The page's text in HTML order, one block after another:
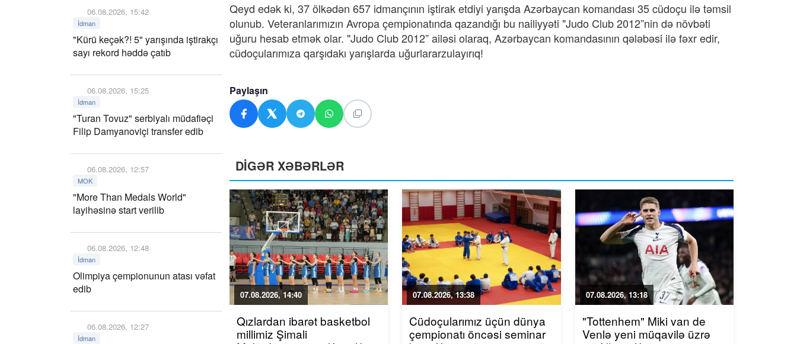
06.08.2026, 15:42
İdman
"Kürü keçək?! 5" yarışında iştirakçı
sayı rekord həddə çatıb
06.08.2026, 15:25
İdman
"Turan Tovuz" serbiyalı müdafiəçi
Filip Damyanoviçi transfer edib
06.08.2026, 12:57
MOK
"More Than Medals World"
layihəsinə start verilib
06.08.2026, 12:48
İdman
Olimpiya çempionunun atası vəfat
edib
06.08.2026, 12:27
İdman
Qeyd edək ki, 37 ölkədən 657 idmançının iştirak etdiyi yarışda Azərbaycan komandası 35 cüdoçu ilə təmsil
olunub. Veteranlarımızın Avropa çempionatında qazandığı bu nailiyyəti "Judo Club 2012”nin də növbəti
uğuru hesab etmək olar. "Judo Club 2012” ailəsi olaraq, Azərbaycan komandasının qələbəsi ilə fəxr edir,
cüdoçularımıza qarşıdakı yarışlarda uğurlararzulayırıq!
Paylaşın
DİGƏR XƏBƏRLƏR
07.08.2026, 14:40
Qızlardan ibarət basketbol
millimiz Şimali
07.08.2026, 13:38
Cüdoçularımız üçün dünya
çempionatı öncəsi seminar
07.08.2026, 13:18
"Tottenhem" Miki van de
Venlə yeni müqavilə üzrə